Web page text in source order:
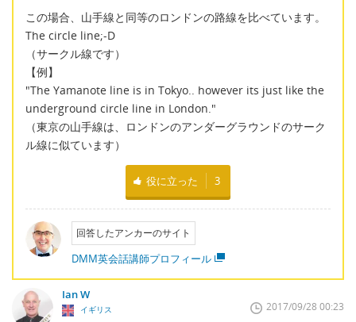
この場合、山手線と同等のロンドンの路線を比べています。
The circle line;-D
（サークル線です）
【例】
"The Yamanote line is in Tokyo.. however its just like the
underground circle line in London."
（東京の山手線は、ロンドンのアンダーグラウンドのサーク
ル線に似ています）
役に立った 3
回答したアンカーのサイト
DMM英会話講師プロフィール
Ian W
イギリス 2017/09/28 00:23